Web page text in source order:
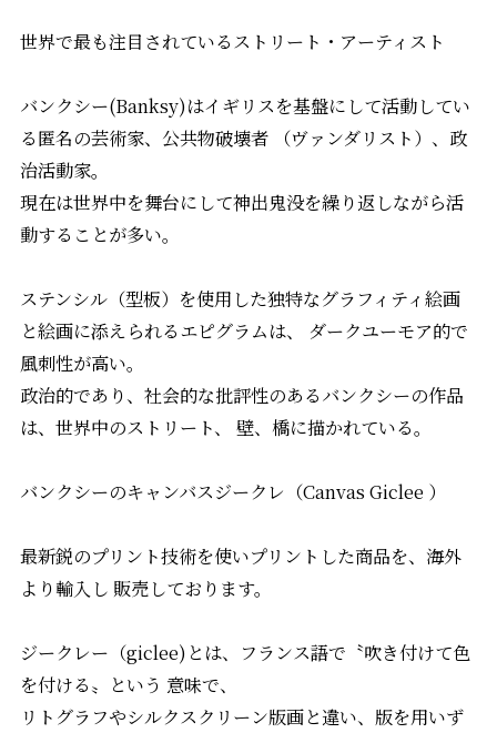
世界で最も注目されているストリート・アーティスト
バンクシー(Banksy)はイギリスを基盤にして活動してい
る匿名の芸術家、公共物破壊者 （ヴァンダリスト）、政
治活動家。
現在は世界中を舞台にして神出鬼没を繰り返しながら活
動することが多い。
ステンシル（型板）を使用した独特なグラフィティ絵画
と絵画に添えられるエピグラムは、 ダークユーモア的で
風刺性が高い。
政治的であり、社会的な批評性のあるバンクシーの作品
は、世界中のストリート、 壁、橋に描かれている。
バンクシーのキャンバスジークレ（Canvas Giclee ）
最新鋭のプリント技術を使いプリントした商品を、海外
より輸入し 販売しております。
ジークレー（giclee)とは、フランス語で〝吹き付けて色
を付ける〟という 意味で、
リトグラフやシルクスクリーン版画と違い、版を用いず